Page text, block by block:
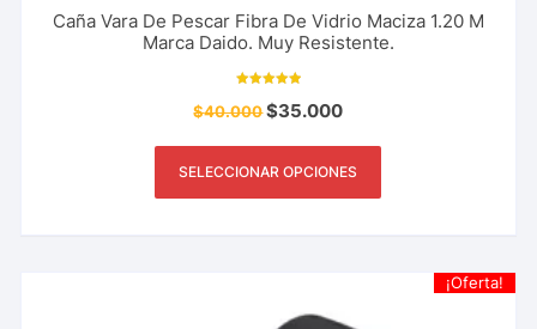
Caña Vara De Pescar Fibra De Vidrio Maciza 1.20 M
Marca Daido. Muy Resistente.
5.00
de 5
$40.000$35.000
SELECCIONAR OPCIONES
¡Oferta!